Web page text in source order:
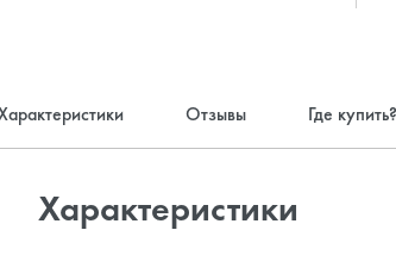
Отзывы Где купить?
Характеристики